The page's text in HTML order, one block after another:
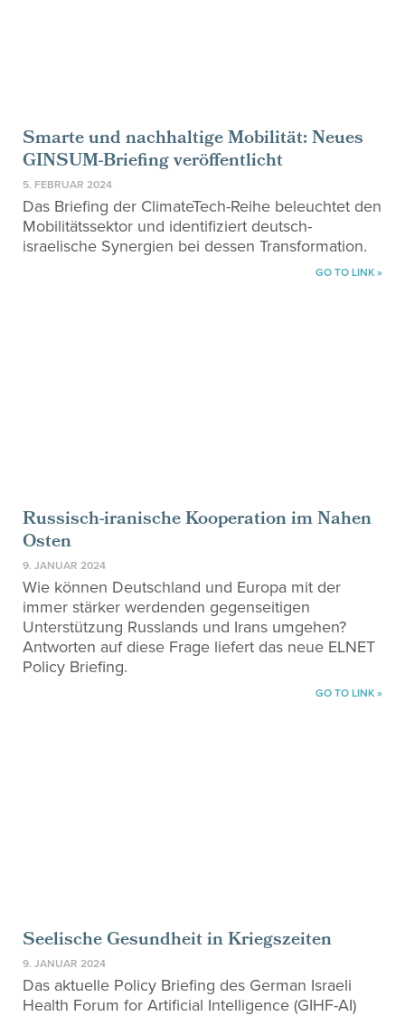
Smarte und nachhaltige Mobilität: Neues
GINSUM-Briefing veröffentlicht
5. FEBRUAR 2024
Das Briefing der ClimateTech-Reihe beleuchtet den
Mobilitätssektor und identifiziert deutsch-
israelische Synergien bei dessen Transformation.
GO TO LINK »
Russisch-iranische Kooperation im Nahen
Osten
9. JANUAR 2024
Wie können Deutschland und Europa mit der
immer stärker werdenden gegenseitigen
Unterstützung Russlands und Irans umgehen?
Antworten auf diese Frage liefert das neue ELNET
Policy Briefing.
GO TO LINK »
Seelische Gesundheit in Kriegszeiten
9. JANUAR 2024
Das aktuelle Policy Briefing des German Israeli
Health Forum for Artificial Intelligence (GIHF-AI)